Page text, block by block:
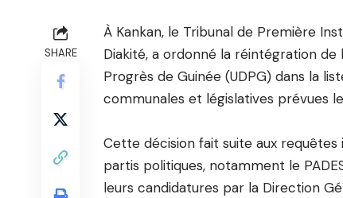
SHARE
À Kankan, le Tribunal de Première
Diakité, a ordonné la réintégration
Progrès de Guinée (UDPG) dans la
communales et législatives prévues le
Cette décision fait suite aux
partis politiques, notamment le
leurs candidatures par la Direction